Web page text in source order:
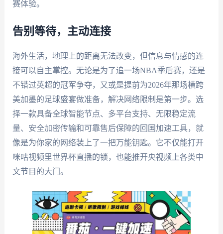
赛体验。
告别等待，主动连接
海外生活，地理上的距离无法改变，但信息与情感的连
接可以自主掌控。无论是为了追一场NBA季后赛，还是
不错过英超的冠军争夺，又或是提前为2026年那场横跨
美加墨的足球盛宴做准备，解决网络限制是第一步。选
择一款具备全球智能节点、多平台支持、无限稳定流
量、安全加密传输和可靠售后保障的回国加速工具，就
像是为你家的网络装上了一把万能钥匙。它不仅能打开
咪咕视频里世界杯直播的锁，也能推开央视频上各类中
文节目的大门。